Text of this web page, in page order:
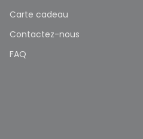
Carte cadeau
Contactez-nous
FAQ